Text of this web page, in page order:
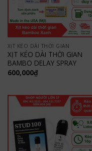
XỊT KÉO DÀI THỜI GIAN
XỊT KÉO DÀI THỜI GIAN
BAMBO DELAY SPRAY
600,000₫